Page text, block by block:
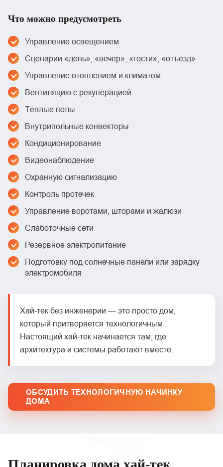
Что можно предусмотреть
Управление освещением
Сценарии «день», «вечер», «гости», «отъезд»
Управление отоплением и климатом
Вентиляцию с рекуперацией
Тёплые полы
Внутрипольные конвекторы
Кондиционирование
Видеонаблюдение
Охранную сигнализацию
Контроль протечек
Управление воротами, шторами и жалюзи
Слаботочные сети
Резервное электропитание
Подготовку под солнечные панели или зарядку
электромобиля
Хай‑тек без инженерии — это просто дом,
который притворяется технологичным.
Настоящий хай‑тек начинается там, где
архитектура и системы работают вместе.
ОБСУДИТЬ ТЕХНОЛОГИЧНУЮ НАЧИНКУ
ДОМА